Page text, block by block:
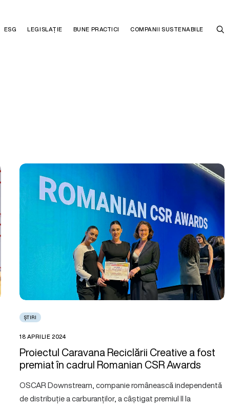
ESG LEGISLAȚIE BUNE PRACTICI COMPANII SUSTENABILE
ȘTIRI
18 APRILIE 2024
Proiectul Caravana Reciclării Creative a fost
premiat în cadrul Romanian CSR Awards
OSCAR Downstream, companie românească independentă
de distribuție a carburanților, a câștigat premiul II la